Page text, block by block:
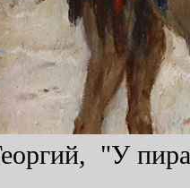
"У